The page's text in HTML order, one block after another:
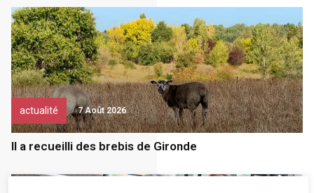
actualité 7 Août 2026
Il a recueilli des brebis de Gironde